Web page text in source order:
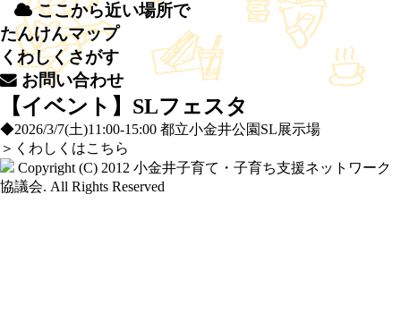
ここから近い場所で
たんけんマップ
くわしくさがす
お問い合わせ
【イベント】SLフェスタ
◆2026/3/7(土)11:00-15:00 都立小金井公園SL展示場
＞ くわしくはこちら
Copyright (C) 2012 小金井子育て・子育ち支援ネットワーク
協議会. All Rights Reserved